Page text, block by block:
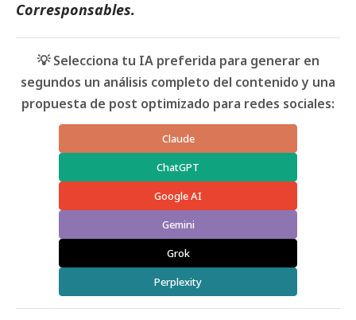
Corresponsables.
💡 Selecciona tu IA preferida para generar en
segundos un análisis completo del contenido y una
propuesta de post optimizado para redes sociales:
Claude
ChatGPT
Google AI
Gemini
Grok
Perplexity